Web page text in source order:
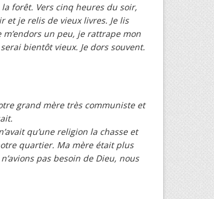
forêt. Vers cinq heures du soir,
et je relis de vieux livres. Je lis
un peu, je rattrape mon
bientôt vieux. Je dors souvent.
grand mère très communiste et
qu’une religion la chasse et
quartier. Ma mère était plus
pas besoin de Dieu, nous